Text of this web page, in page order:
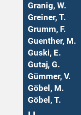
Granig, W.
Greiner, T.
Grumm, F.
Guenther, M.
Guski, E.
Gutaj, G.
Gümmer, V.
Göbel, M.
Göbel, T.